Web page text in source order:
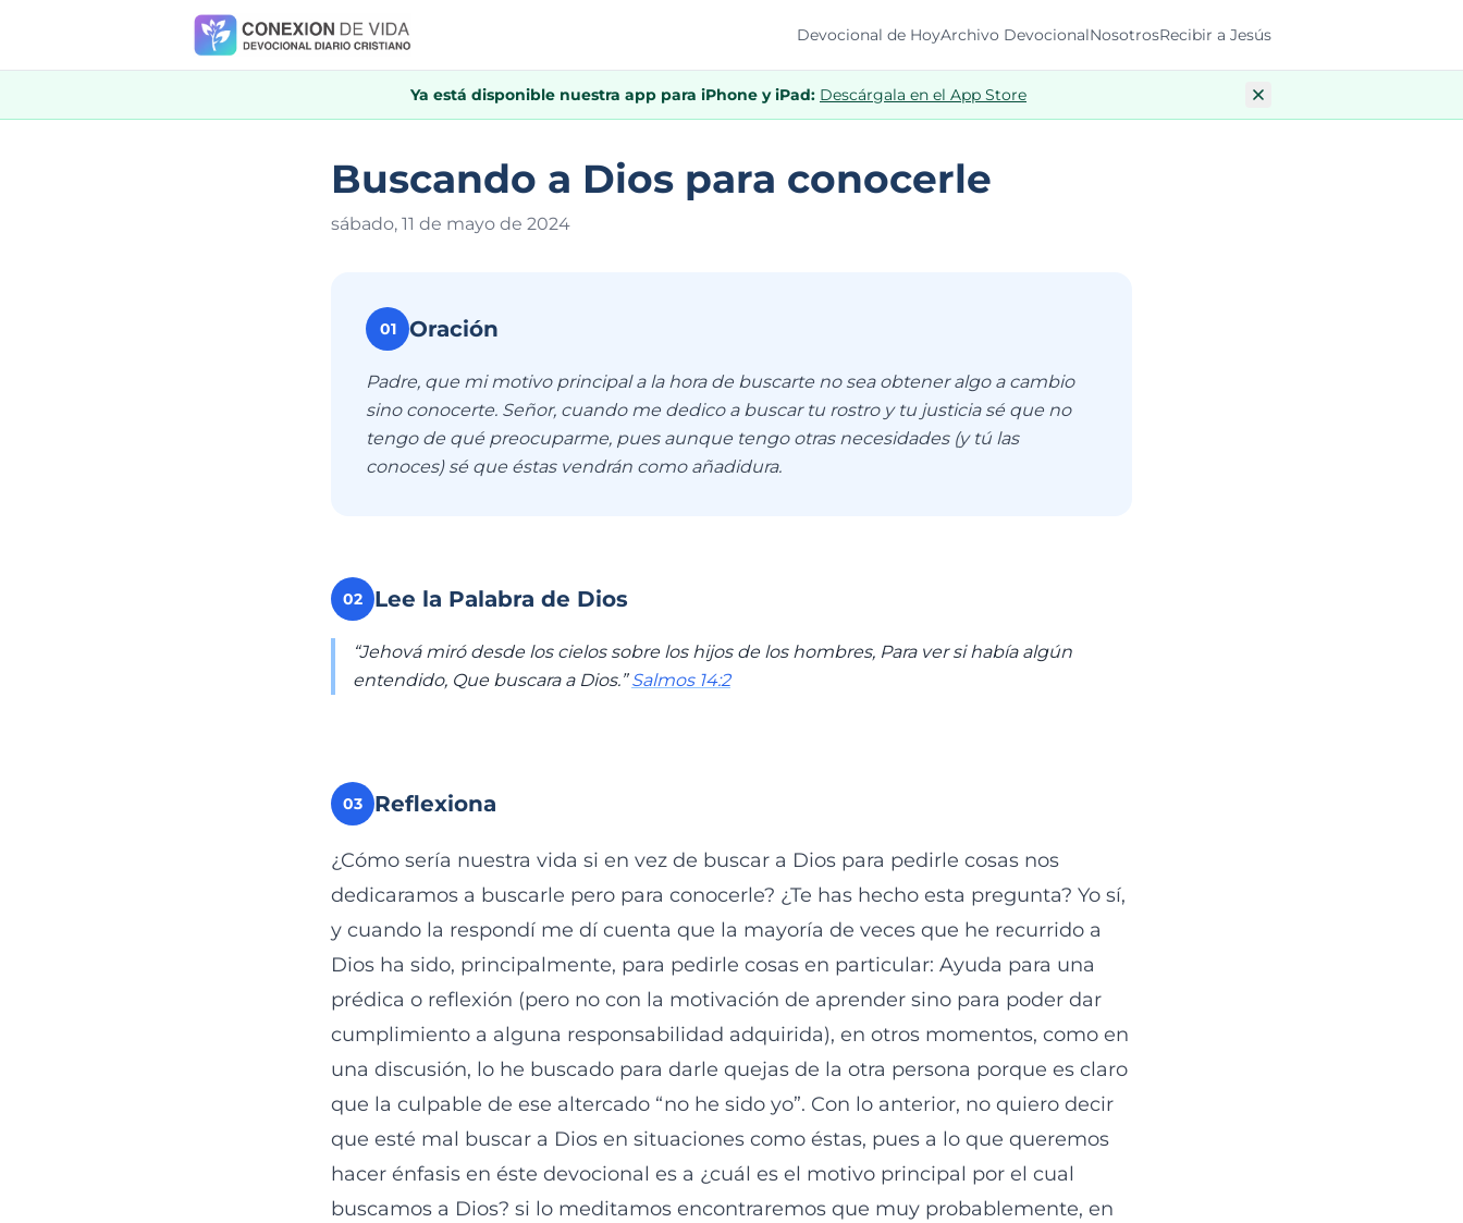
Devocional de HoyArchivo DevocionalNosotrosRecibir a Jesús
Ya está disponible nuestra app para iPhone y iPad: Descárgala en el App Store
Buscando a Dios para conocerle
sábado, 11 de mayo de 2024
01 Oración
Padre, que mi motivo principal a la hora de buscarte no sea obtener algo a cambio
sino conocerte. Señor, cuando me dedico a buscar tu rostro y tu justicia sé que no
tengo de qué preocuparme, pues aunque tengo otras necesidades (y tú las
conoces) sé que éstas vendrán como añadidura.
02 Lee la Palabra de Dios
“Jehová miró desde los cielos sobre los hijos de los hombres, Para ver si había algún
entendido, Que buscara a Dios.”Salmos 14:2
03 Reflexiona
¿Cómo sería nuestra vida si en vez de buscar a Dios para pedirle cosas nos
dedicaramos a buscarle pero para conocerle? ¿Te has hecho esta pregunta? Yo sí,
y cuando la respondí me dí cuenta que la mayoría de veces que he recurrido a
Dios ha sido, principalmente, para pedirle cosas en particular: Ayuda para una
prédica o reflexión (pero no con la motivación de aprender sino para poder dar
cumplimiento a alguna responsabilidad adquirida), en otros momentos, como en
una discusión, lo he buscado para darle quejas de la otra persona porque es claro
que la culpable de ese altercado “no he sido yo”. Con lo anterior, no quiero decir
que esté mal buscar a Dios en situaciones como éstas, pues a lo que queremos
hacer énfasis en éste devocional es a ¿cuál es el motivo principal por el cual
buscamos a Dios? si lo meditamos encontraremos que muy probablemente, en